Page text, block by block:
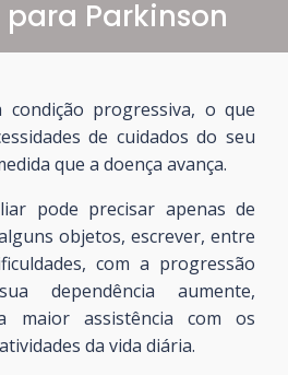
Parkinson
progressiva, o que
de cuidados do seu
que a doença avança.
pode precisar apenas de
objetos, escrever, entre
com a progressão
dependência aumente,
maior assistência com os
da vida diária.